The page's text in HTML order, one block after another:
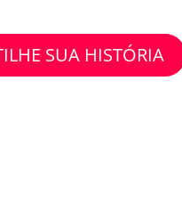
SUA HISTÓRIA